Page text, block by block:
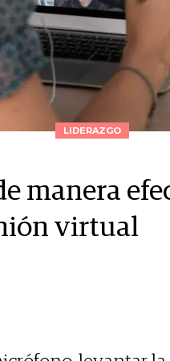
LIDERAZGO
manera
virtual